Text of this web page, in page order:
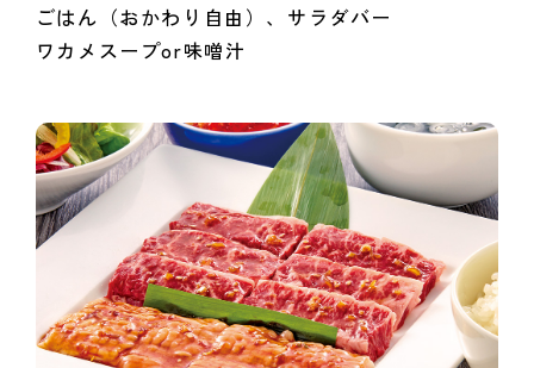
ごはん（おかわり自由）、サラダバー
ワカメスープor味噌汁